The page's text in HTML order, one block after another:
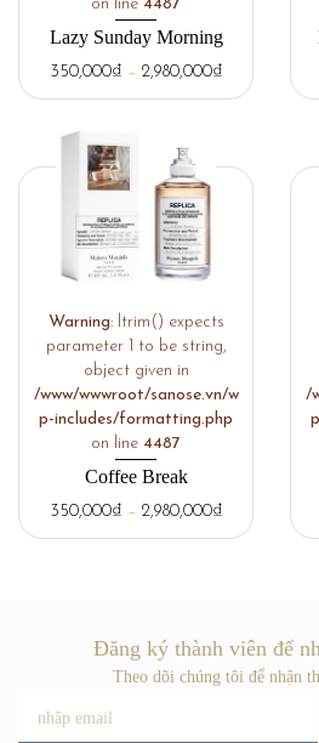
on line 4487
Lazy Sunday Morning
350,000₫ – 2,980,000₫
Warning: ltrim() expects
parameter 1 to be string,
object given in
/www/wwwroot/sanose.vn/w
p-includes/formatting.php
on line 4487
Coffee Break
350,000₫ – 2,980,000₫
/
Đăng ký thành viên để
Theo dõi chúng tôi để nhận